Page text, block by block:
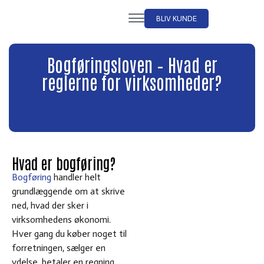
BLIV KUNDE
Bogføringsloven – Hvad er
reglerne for virksomheder?
Hvad er bogføring?
Bogføring handler helt
grundlæggende om at skrive
ned, hvad der sker i
virksomhedens økonomi.
Hver gang du køber noget til
forretningen, sælger en